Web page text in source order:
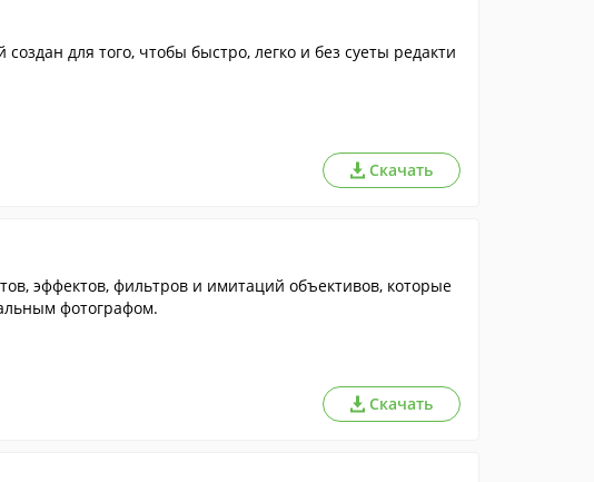
для того, чтобы быстро, легко и без суеты редакти
Скачать
эффектов, фильтров и имитаций объективов, которые
фотографом.
Скачать